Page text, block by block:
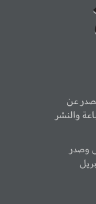
عن
والنشر
وصدر